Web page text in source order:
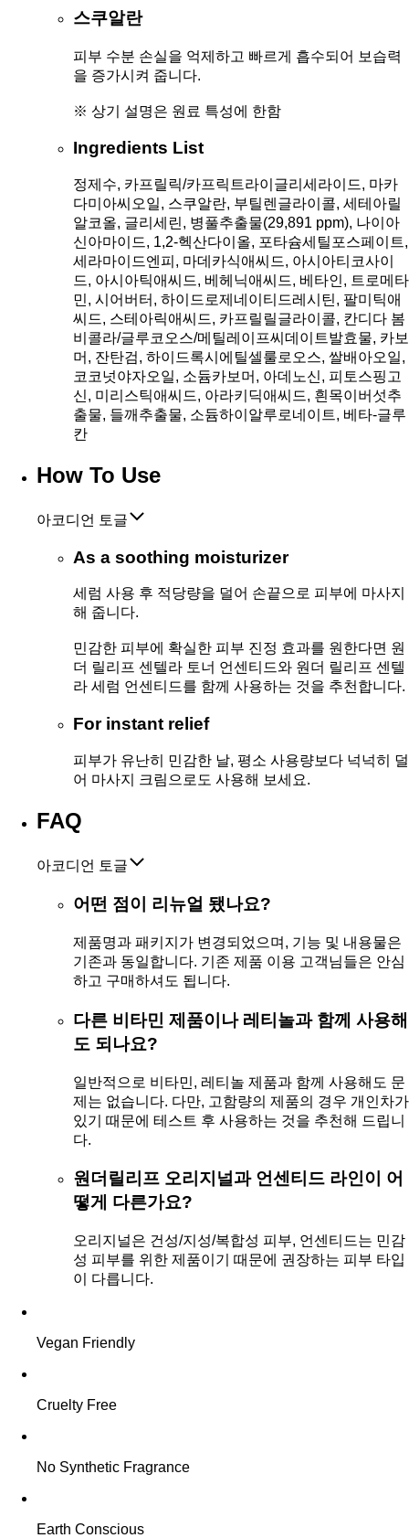
스쿠알란
피부 수분 손실을 억제하고 빠르게 흡수되어 보습력
을 증가시켜 줍니다.
※ 상기 설명은 원료 특성에 한함
Ingredients List
정제수, 카프릴릭/카프릭트라이글리세라이드, 마카
다미아씨오일, 스쿠알란, 부틸렌글라이콜, 세테아릴
알코올, 글리세린, 병풀추출물(29,891 ppm), 나이아
신아마이드, 1,2-헥산다이올, 포타슘세틸포스페이트,
세라마이드엔피, 마데카식애씨드, 아시아티코사이
드, 아시아틱애씨드, 베헤닉애씨드, 베타인, 트로메타
민, 시어버터, 하이드로제네이티드레시틴, 팔미틱애
씨드, 스테아릭애씨드, 카프릴릴글라이콜, 칸디다 봄
비콜라/글루코오스/메틸레이프씨데이트발효물, 카보
머, 잔탄검, 하이드록시에틸셀룰로오스, 쌀배아오일,
코코넛야자오일, 소듐카보머, 아데노신, 피토스핑고
신, 미리스틱애씨드, 아라키딕애씨드, 흰목이버섯추
출물, 들깨추출물, 소듐하이알루로네이트, 베타-글루
칸
How To Use
아코디언 토글
As a soothing moisturizer
세럼 사용 후 적당량을 덜어 손끝으로 피부에 마사지
해 줍니다.
민감한 피부에 확실한 피부 진정 효과를 원한다면 원
더 릴리프 센텔라 토너 언센티드와 원더 릴리프 센텔
라 세럼 언센티드를 함께 사용하는 것을 추천합니다.
For instant relief
피부가 유난히 민감한 날, 평소 사용량보다 넉넉히 덜
어 마사지 크림으로도 사용해 보세요.
FAQ
아코디언 토글
어떤 점이 리뉴얼 됐나요?
제품명과 패키지가 변경되었으며, 기능 및 내용물은
기존과 동일합니다. 기존 제품 이용 고객님들은 안심
하고 구매하셔도 됩니다.
다른 비타민 제품이나 레티놀과 함께 사용해
도 되나요?
일반적으로 비타민, 레티놀 제품과 함께 사용해도 문
제는 없습니다. 다만, 고함량의 제품의 경우 개인차가
있기 때문에 테스트 후 사용하는 것을 추천해 드립니
다.
원더릴리프 오리지널과 언센티드 라인이 어
떻게 다른가요?
오리지널은 건성/지성/복합성 피부, 언센티드는 민감
성 피부를 위한 제품이기 때문에 권장하는 피부 타입
이 다릅니다.
Vegan Friendly
Cruelty Free
No Synthetic Fragrance
Earth Conscious